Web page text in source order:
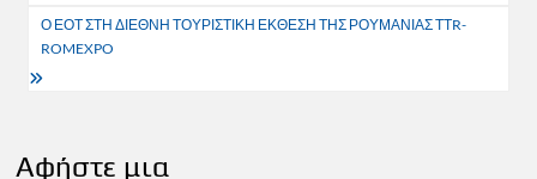
Ο ΕΟΤ ΣΤΗ ΔΙΕΘΝΗ ΤΟΥΡΙΣΤΙΚΗ ΕΚΘΕΣΗ ΤΗΣ ΡΟΥΜΑΝΙΑΣ ΤΤR-
ROMEXPO
Αφήστε μια